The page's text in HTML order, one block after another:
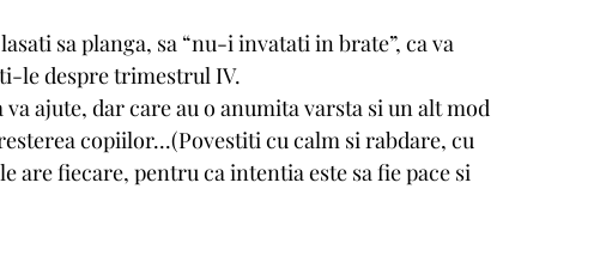
sa planga, sa “nu-i invatati in brate”, ca va
le despre trimestrul IV.
ajute, dar care au o anumita varsta si un alt mod
copiilor...(Povestiti cu calm si rabdare, cu
are fiecare, pentru ca intentia este sa fie pace si